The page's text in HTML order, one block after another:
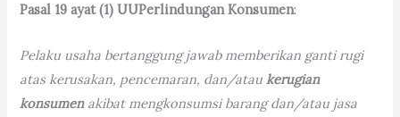
Pasal 19 ayat (1) UUPerlindungan Konsumen:
Pelaku usaha bertanggung jawab memberikan ganti rugi
atas kerusakan, pencemaran, dan/atau kerugian
konsumenakibat mengkonsumsi barang dan/atau jasa